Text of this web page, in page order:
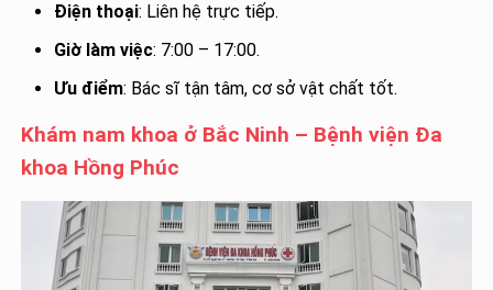
Điện thoại: Liên hệ trực tiếp.
Giờ làm việc: 7:00 – 17:00.
Ưu điểm: Bác sĩ tận tâm, cơ sở vật chất tốt.
Khám nam khoa ở Bắc Ninh – Bệnh viện Đa
khoa Hồng Phúc